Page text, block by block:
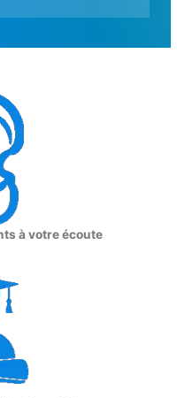
à votre écoute